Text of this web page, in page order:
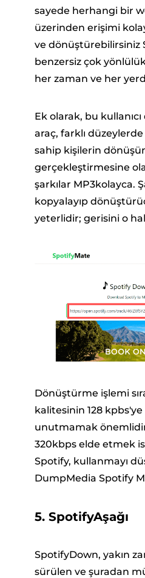
sayede herhangi bir
üzerinden erişimi
ve dönüştürebilirsiniz
benzersiz çok
her zaman ve her
Ek olarak, bu
araç, farklı
sahip kişilerin
gerçekleştirmesine
şarkılar MP3kolayca.
kopyalayıp
yeterlidir; gerisini o
Dönüştürme işlemi
kalitesinin 128
unutmamak
320kbps elde etmek
Spotify, kullanmayı
DumpMedia Spotify
5. SpotifyAşağı
SpotifyDown, yakın
sürülen ve şuradan